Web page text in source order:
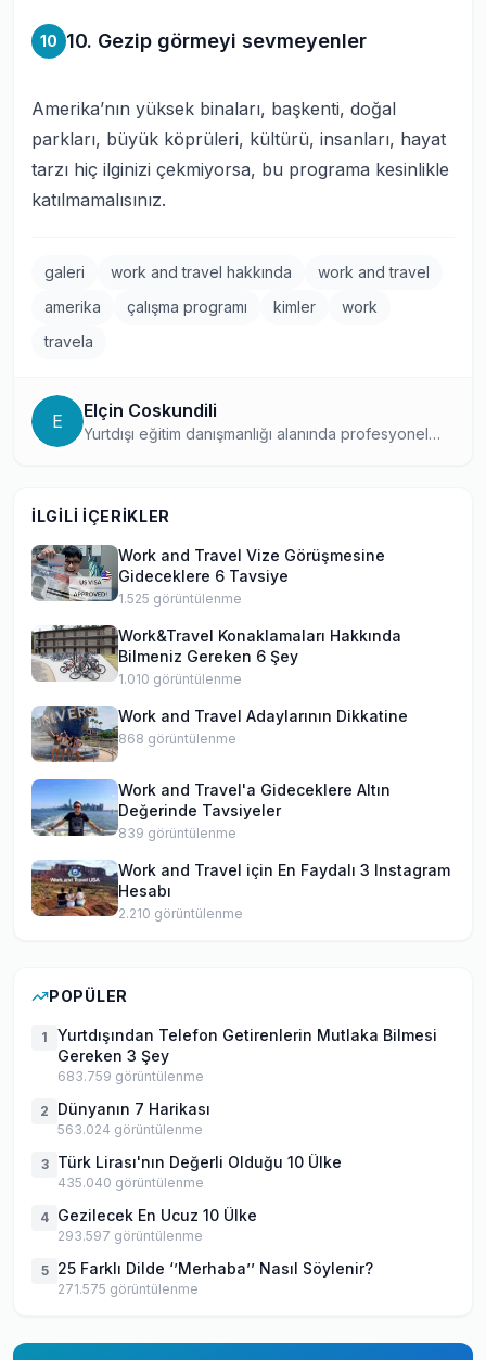
10 10. Gezip görmeyi sevmeyenler
Amerika’nın yüksek binaları, başkenti, doğal
parkları, büyük köprüleri, kültürü, insanları, hayat
tarzı hiç ilginizi çekmiyorsa, bu programa kesinlikle
katılmamalısınız.
galeri work and travel hakkında
work and travel
amerika
çalışma programı kimler
work
travela
E Elçin Coskundili
Yurtdışı eğitim danışmanlığı alanında profesyonel
kapsamlı ve güvenilir içerikler üretiyor.
İLGILI İÇERIKLER
Work and Travel Vize Görüşmesine
Gideceklere 6 Tavsiye
1.525 görüntülenme
Work&Travel Konaklamaları Hakkında
Bilmeniz Gereken 6 Şey
1.010 görüntülenme
Work and Travel Adaylarının Dikkatine
868 görüntülenme
Work and Travel'a Gideceklere Altın
Değerinde Tavsiyeler
839 görüntülenme
Work and Travel için En Faydalı 3 Instagram
Hesabı
2.210 görüntülenme
POPÜLER
1
Yurtdışından Telefon Getirenlerin Mutlaka Bilmesi
Gereken 3 Şey
683.759 görüntülenme
2 Dünyanın 7 Harikası
563.024 görüntülenme
3 Türk Lirası'nın Değerli Olduğu 10 Ülke
435.040 görüntülenme
4 Gezilecek En Ucuz 10 Ülke
293.597 görüntülenme
5 25 Farklı Dilde ‘’Merhaba’’ Nasıl Söylenir?
271.575 görüntülenme